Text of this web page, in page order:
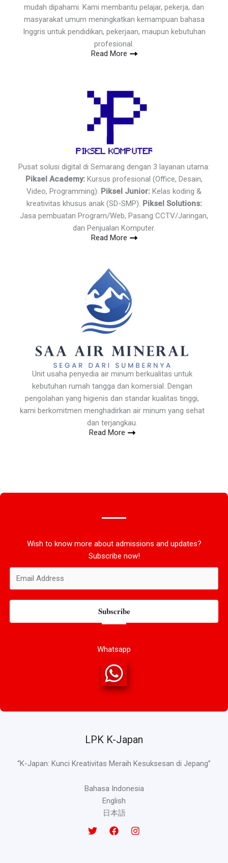
mudah dipahami. Kami membantu pelajar, pekerja, dan
masyarakat umum meningkatkan kemampuan bahasa
Inggris untuk pendidikan, pekerjaan, maupun kebutuhan
profesional.
Read More
Pusat solusi digital di Semarang dengan 3 layanan utama:
Piksel Academy: Kursus profesional (Office, Desain,
Video, Programming). Piksel Junior: Kelas koding &
kreativitas khusus anak (SD-SMP). Piksel Solutions:
Jasa pembuatan Program/Web, Pasang CCTV/Jaringan,
dan Penjualan Komputer.
Read More
Unit usaha penyedia air minum berkualitas untuk
kebutuhan rumah tangga dan komersial. Dengan
pengolahan yang higienis dan standar kualitas tinggi,
kami berkomitmen menghadirkan air minum yang sehat
dan terjangkau.
Read More
Wish to know more about admissions and updates?
Subscribe now!
Subscribe
Whatsapp
LPK K-Japan
“K-Japan: Kunci Kreativitas Meraih Kesuksesan di Jepang”
Bahasa Indonesia
English
日本語